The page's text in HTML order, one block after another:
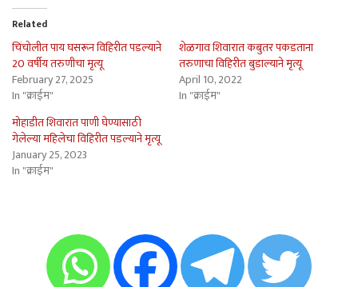
Related
चिंचोलीत पाय घसरून विहिरीत पडल्याने
20 वर्षीय तरुणीचा मृत्यू
February 27, 2025
In "क्राईम"
शेळगाव शिवारात कबुतर पकडताना
तरुणाचा विहिरीत बुडाल्याने मृत्यू
April 10, 2022
In "क्राईम"
मोहाडीत शिवारात पाणी घेण्यासाठी
गेलेल्या महिलेचा विहिरीत पडल्याने मृत्यू
January 25, 2023
In "क्राईम"